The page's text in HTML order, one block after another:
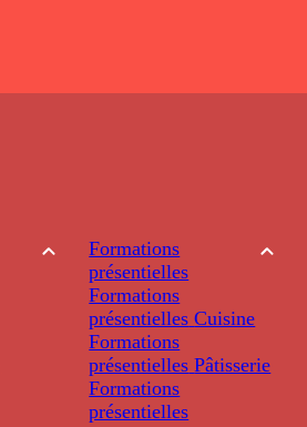
Formations
présentielles
Formations
présentielles Cuisine
Formations
présentielles Pâtisserie
Formations
présentielles